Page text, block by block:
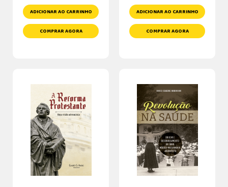
ADICIONAR AO CARRINHO
COMPRAR AGORA
ADICIONAR AO CARRINHO
COMPRAR AGORA